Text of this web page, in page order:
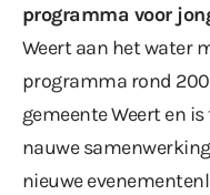
programma voor
Weert aan het water
programma rond
gemeente Weert en
nauwe
nieuwe